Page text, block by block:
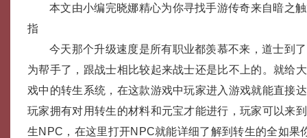
本文由小编完晓娜精心为你寻找手游传奇来自暗之
指
今天那个升级速度是所有职业都羡慕不来，道士到
为帮手了，跟战士相比较起来战士还是比不上的。就给
戏中的转生系统，在这款游戏中玩家进入游戏就能直接
玩家拥有对用转生的材料和元宝才能进行，玩家可以来
生NPC，在这里打开NPC就能详细了解到转生的全如果